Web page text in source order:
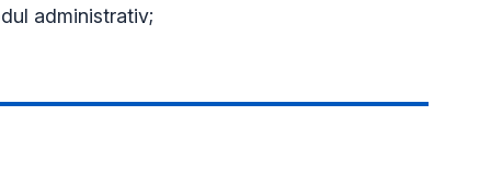
administrativ;